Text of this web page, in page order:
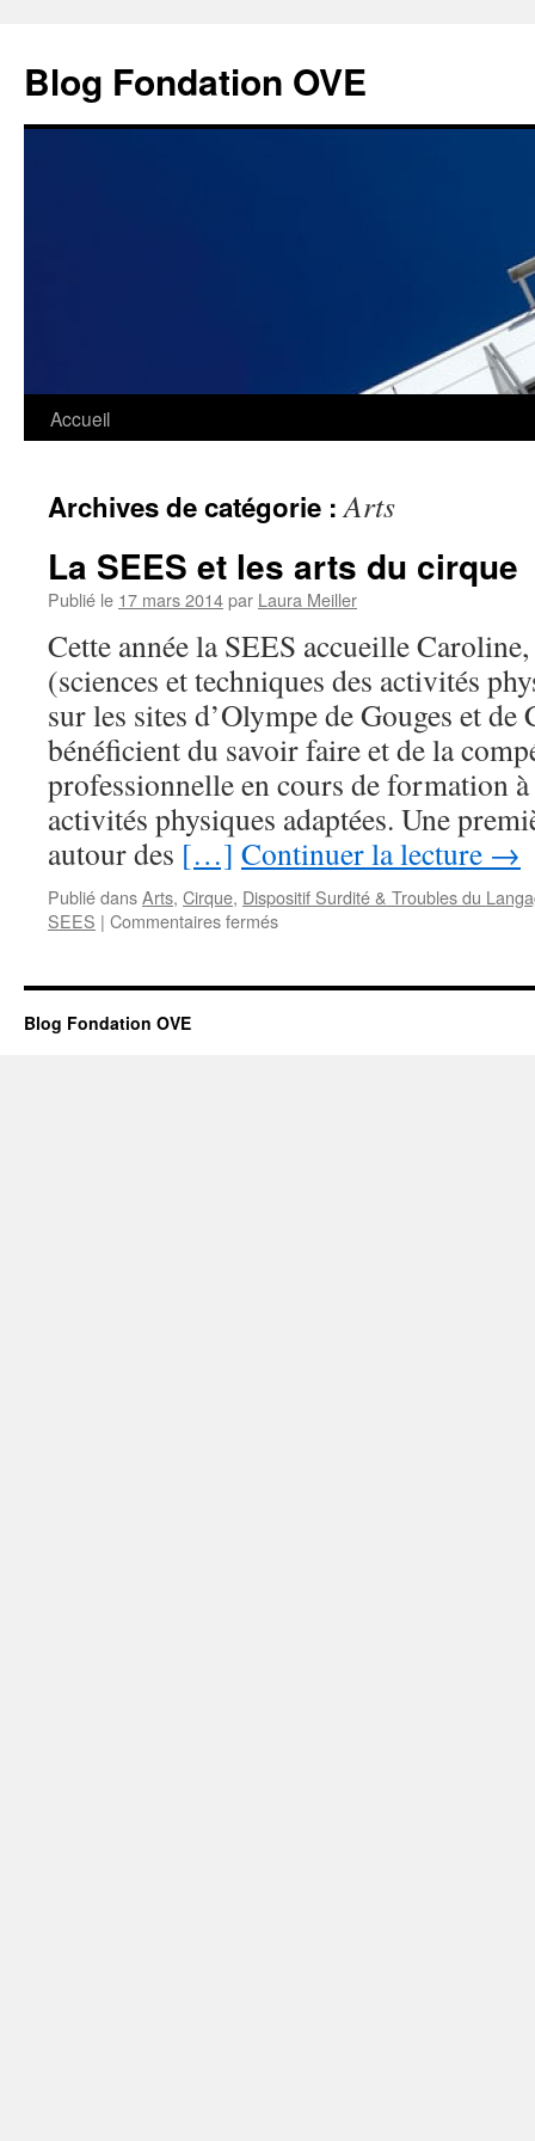
contenu
Blog Fondation OVE
Accueil
Archives de catégorie :Arts
La SEES et les arts du cirque
Publié le 17 mars 2014par Laura Meiller
Cette année la SEES accueille
(sciences et techniques des activités
sur les sites d’Olympe de Gouges et
bénéficient du savoir faire et de la
professionnelle en cours de formation
activités physiques adaptées. Une
autour des […] Continuer la lecture →
Publié dansArts, Cirque, Dispositif Surdité & Troubles du
SEES | Commentaires ferméssur
et
Blog Fondation OVE